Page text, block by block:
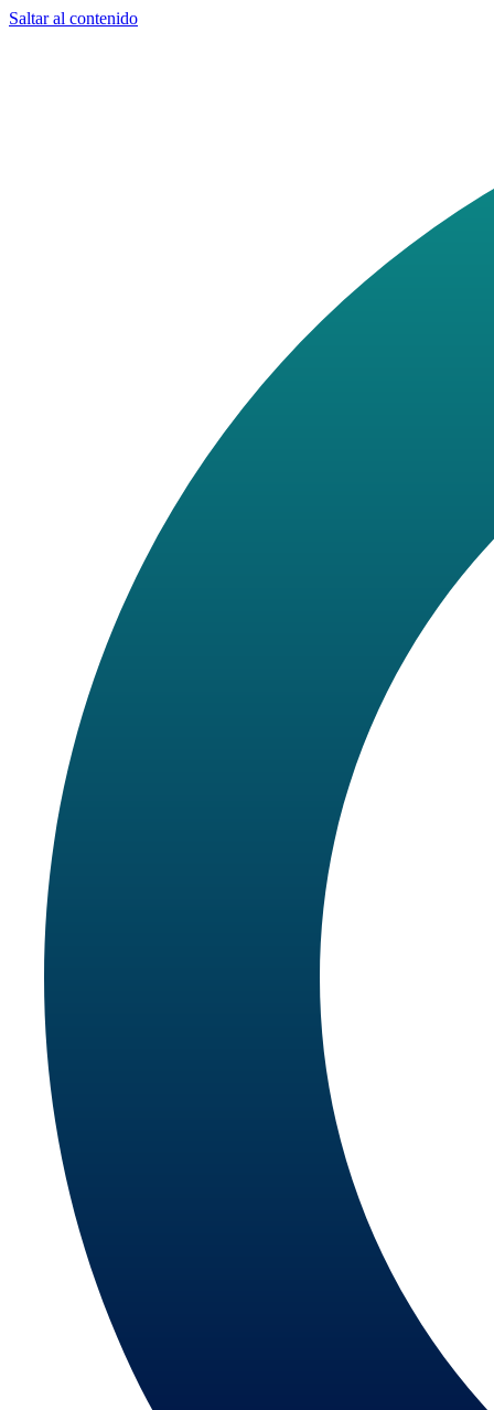
Saltar al contenido